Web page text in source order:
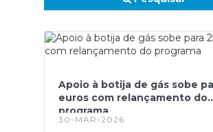
Apoio à botija de gás sobe
euros com relançamento do
programa
30-MAR-2026